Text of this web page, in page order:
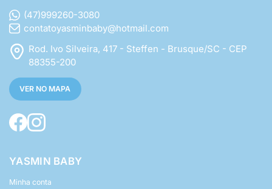
(47)999260-3080
contatoyasminbaby@hotmail.com
Rod. Ivo Silveira, 417 - Steffen - Brusque/SC - CEP
88355-200
VER NO MAPA
YASMIN BABY
Minha conta